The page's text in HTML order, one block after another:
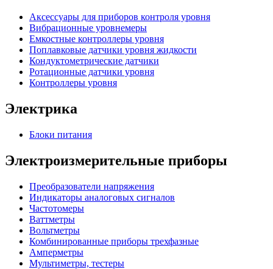
Аксессуары для приборов контроля уровня
Вибрационные уровнемеры
Емкостные контроллеры уровня
Поплавковые датчики уровня жидкости
Кондуктометрические датчики
Ротационные датчики уровня
Контроллеры уровня
Электрика
Блоки питания
Электроизмерительные приборы
Преобразователи напряжения
Индикаторы аналоговых сигналов
Частотомеры
Ваттметры
Вольтметры
Комбинированные приборы трехфазные
Амперметры
Мультиметры, тестеры